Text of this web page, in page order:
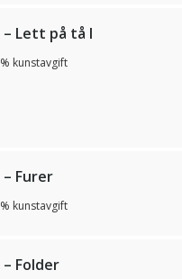
– Lett på tå I
kunstavgift
– Furer
kunstavgift
Folder